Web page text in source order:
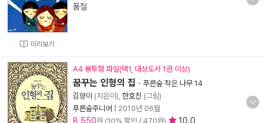
미리보기
품절
A4 봉투형 파일(택1, 대상도서 1권 이상)
꿈꾸는 인형의 집 - 푸른숲 작은 나무 14
김향이 (지은이), 한호진 (그림)
푸른숲주니어
2010년 06월
8,550원 (10% 할인 / 470원) 10.0